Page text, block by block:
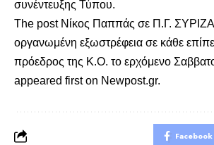
συνέντευξης Τύπου.
The post Νίκος Παππάς σε Π.Γ.
οργανωμένη εξωστρέφεια σε κάθε
πρόεδρος της Κ.Ο. το ερχόμενο
appeared first on Newpost.gr.
Facebook